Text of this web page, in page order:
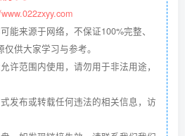
能来源于网络，不保证100%完整、
供大家学习与参考。
许范围内使用，请勿用于非法用途，
发布或转载任何违法的相关信息，访